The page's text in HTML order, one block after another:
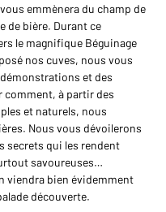
emmènera du champ de
de bière. Durant ce
le magnifique Béguinage
nos cuves, nous vous
et des
comment, à partir des
et naturels, nous
Nous vous dévoilerons
secrets qui les rendent
savoureuses…
viendra bien évidemment
découverte.